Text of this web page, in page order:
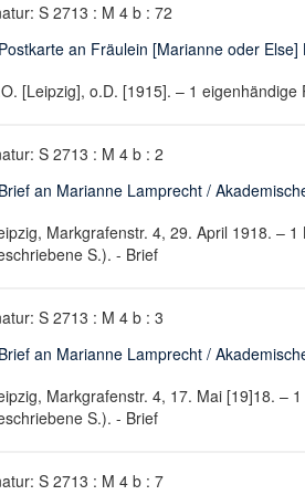
S 2713 : M 4 b : 72
Postkarte an Fräulein [Marianne oder
[Leipzig], o.D. [1915]. – 1 eigenhändige
S 2713 : M 4 b : 2
Brief an Marianne Lamprecht /
Markgrafenstr. 4, 29. April 1918. –
S.). - Brief
S 2713 : M 4 b : 3
Brief an Marianne Lamprecht /
Markgrafenstr. 4, 17. Mai [19]18. –
S.). - Brief
S 2713 : M 4 b : 7